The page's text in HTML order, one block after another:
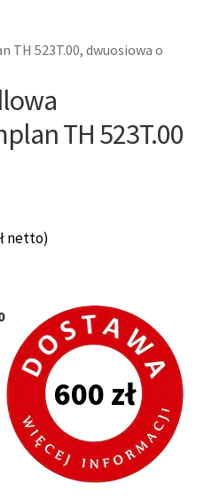
TH 523T.00, dwuosiowa o
TH 523T.00
netto)
600 zł